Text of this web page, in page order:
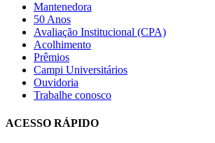
Mantenedora
50 Anos
Avaliação Institucional (CPA)
Acolhimento
Prêmios
Campi Universitários
Ouvidoria
Trabalhe conosco
ACESSO RÁPIDO